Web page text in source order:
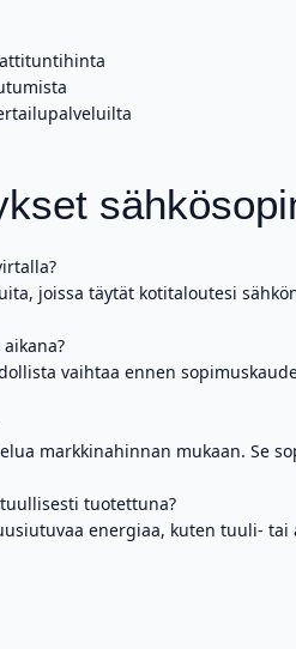
joissa täytät kotitaloutesi
vaihtaa ennen
markkinahinnan mukaan. Se
tuotettuna?
energiaa, kuten tuuli-